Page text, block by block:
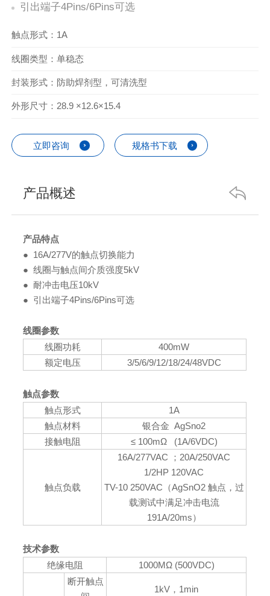
引出端子4Pins/6Pins可选
触点形式：1A
线圈类型：单稳态
封装形式：防助焊剂型，可清洗型
外形尺寸：28.9 ×12.6×15.4
立即咨询 规格书下载
产品概述
产品特点
● 16A/277V的触点切换能力
● 线圈与触点间介质强度5kV
● 耐冲击电压10kV
● 引出端子4Pins/6Pins可选
线圈参数
线圈功耗
400mW
额定电压
3/5/6/9/12/18/24/48VDC
触点参数
触点形式
1A
触点材料
银合金 AgSno2
接触电阻
≤ 100mΩ (1A/6VDC)
触点负载
16A/277VAC ；20A/250VAC
1/2HP 120VAC
TV-10 250VAC（AgSnO2 触点，过
载测试中满足冲击电流
191A/20ms）
技术参数
绝缘电阻
1000MΩ (500VDC)
断开触点
1kV，1min